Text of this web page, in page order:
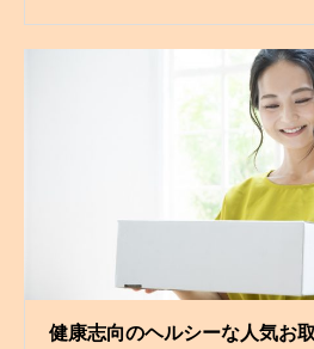
健康志向のヘルシーな人気お